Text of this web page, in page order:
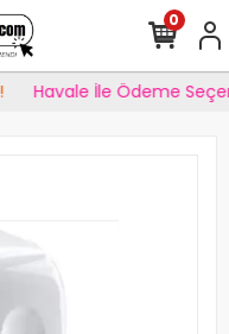
Havale İle Ödeme
0